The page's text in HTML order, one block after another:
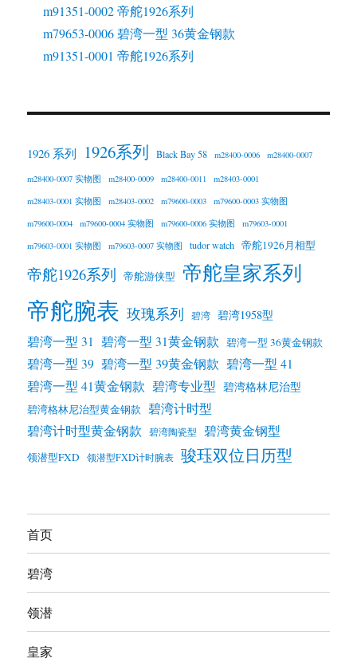
m91351-0002 帝舵1926系列
m79653-0006 碧湾一型 36黄金钢款
m91351-0001 帝舵1926系列
1926 系列 1926系列 Black Bay 58 m28400-0006 m28400-0007
m28400-0007 实物图 m28400-0009 m28400-0011
m28403-0001
m28403-0001 实物图
m28403-0002 m79600-0003
m79600-0003 实物图
m79600-0004
m79600-0004 实物图 m79600-0006 实物图
m79603-0001
m79603-0001 实物图
m79603-0007 实物图 tudor watch 帝舵1926月相型
帝舵1926系列 帝舵游侠型 帝舵皇家系列
帝舵腕表 玫瑰系列 碧湾 碧湾1958型
碧湾一型 31 碧湾一型 31黄金钢款 碧湾一型 36黄金钢款
碧湾一型 39 碧湾一型 39黄金钢款 碧湾一型 41
碧湾一型 41黄金钢款 碧湾专业型 碧湾格林尼治型
碧湾格林尼治型黄金钢款 碧湾计时型
碧湾计时型黄金钢款 碧湾陶瓷型 碧湾黄金钢型
领潜型FXD 领潜型FXD计时腕表 骏珏双位日历型
首页
碧湾
领潜
皇家